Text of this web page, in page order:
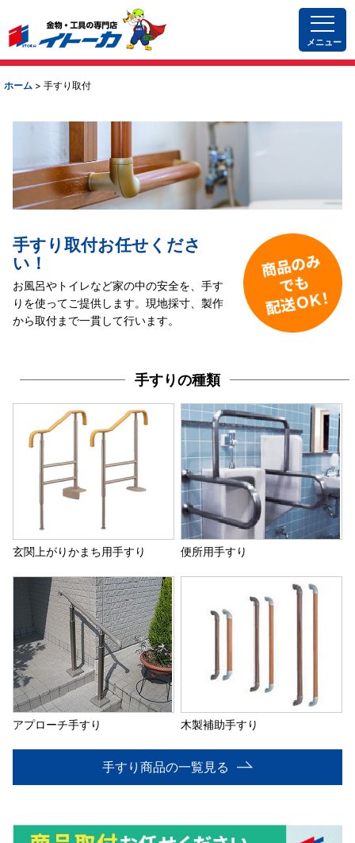
メニュー
ホーム > 手すり取付
手すり取付お任せくださ
い！
お風呂やトイレなど家の中の安全を、手す
りを使ってご提供します。現地採寸、製作
から取付まで一貫して行います。
手すりの種類
玄関上がりかまち用手すり 便所用手すり
アプローチ手すり 木製補助手すり
手すり商品の一覧見る